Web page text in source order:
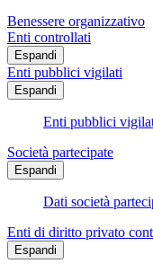
Benessere organizzativo
Enti controllati
Espandi
Enti pubblici vigilati
Espandi
Enti pubblici
Società partecipate
Espandi
Dati società
Enti di diritto privato
Espandi